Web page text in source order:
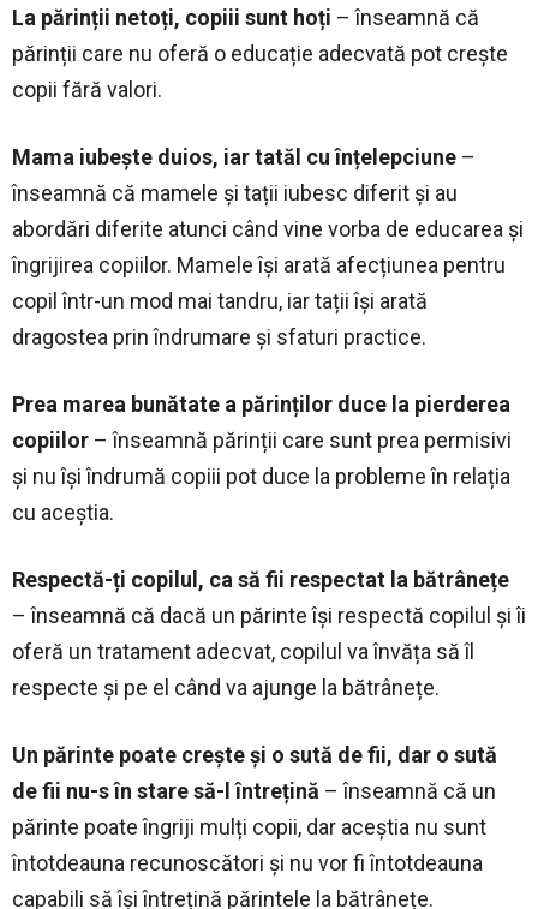
La părinții netoți, copiii sunt hoți – înseamnă că
părinții care nu oferă o educație adecvată pot crește
copii fără valori.
Mama iubește duios, iar tatăl cu înțelepciune –
înseamnă că mamele și tații iubesc diferit și au
abordări diferite atunci când vine vorba de educarea și
îngrijirea copiilor. Mamele își arată afecțiunea pentru
copil într-un mod mai tandru, iar tații își arată
dragostea prin îndrumare și sfaturi practice.
Prea marea bunătate a părinților duce la pierderea
copiilor – înseamnă părinții care sunt prea permisivi
și nu își îndrumă copiii pot duce la probleme în relația
cu aceștia.
Respectă-ți copilul, ca să fii respectat la bătrânețe
– înseamnă că dacă un părinte își respectă copilul și îi
oferă un tratament adecvat, copilul va învăța să îl
respecte și pe el când va ajunge la bătrânețe.
Un părinte poate crește și o sută de fii, dar o sută
de fii nu-s în stare să-l întrețină – înseamnă că un
părinte poate îngriji mulți copii, dar aceștia nu sunt
întotdeauna recunoscători și nu vor fi întotdeauna
capabili să își întrețină părintele la bătrânețe.